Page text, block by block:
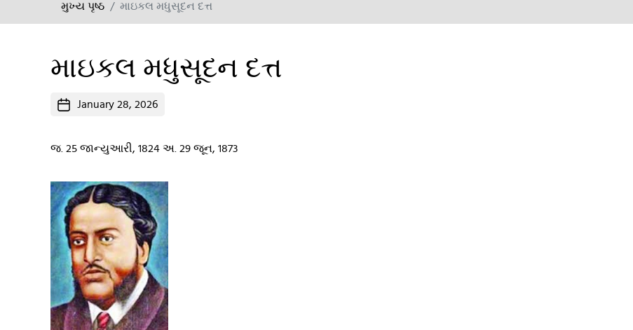
મુખ્ય પૃષ્ઠ માઇકલ મધુસૂદન દત્ત
માઇકલ મધુસૂદન દત્ત
Post January 28, 2026
જ. 25 જાન્યુઆરી, 1824 અ. 29 જૂન, 1873